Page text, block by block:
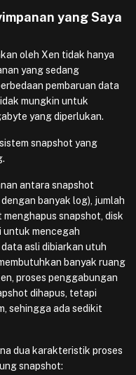
yang Saya
oleh Xen tidak hanya
yang sedang
pembaruan data
mungkin untuk
yang diperlukan.
snapshot yang
antara snapshot
banyak log), jumlah
snapshot, disk
mencegah
asli dibiarkan utuh
banyak ruang
proses penggabungan
dihapus, tetapi
sehingga ada sedikit
dua karakteristik proses
snapshot: